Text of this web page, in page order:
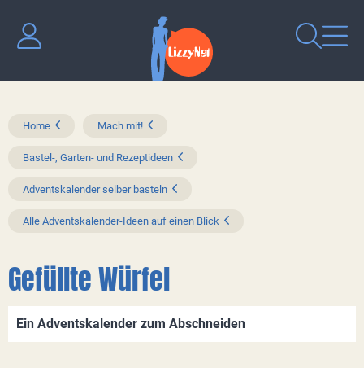
Home Mach mit!
Bastel-, Garten- und Rezeptideen
Adventskalender selber basteln
Alle Adventskalender-Ideen auf einen Blick
Gefüllte Würfel
Ein Adventskalender zum Abschneiden